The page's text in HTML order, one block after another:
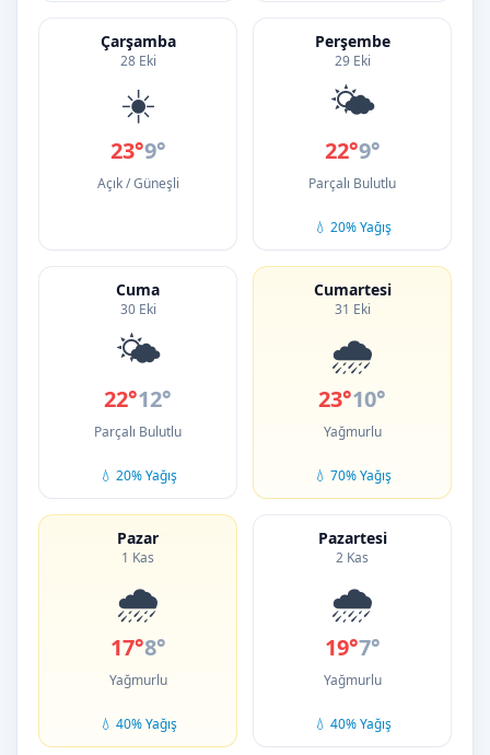
Çarşamba
28 Eki
☀️
23°9°
Açık / Güneşli
Perşembe
29 Eki
🌤️
22°9°
Parçalı Bulutlu
💧 20% Yağış
Cuma
30 Eki
🌤️
22°12°
Parçalı Bulutlu
💧 20% Yağış
Cumartesi
31 Eki
🌧️
23°10°
Yağmurlu
💧 70% Yağış
Pazar
1 Kas
🌧️
17°8°
Yağmurlu
💧 40% Yağış
Pazartesi
2 Kas
🌧️
19°7°
Yağmurlu
💧 40% Yağış